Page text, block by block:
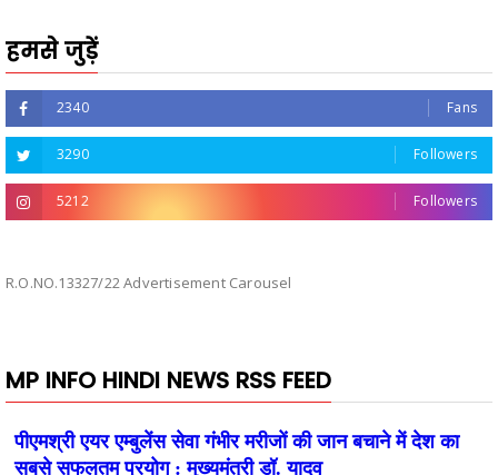
हमसे जुड़ें
2340 Fans
3290 Followers
5212 Followers
R.O.NO.13327/22 Advertisement Carousel
MP INFO HINDI NEWS RSS FEED